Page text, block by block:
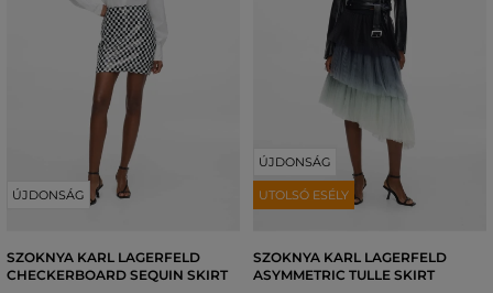
ÚJDONSÁG
SZOKNYA KARL LAGERFELD
CHECKERBOARD SEQUIN SKIRT
ÚJDONSÁG
UTOLSÓ ESÉLY
SZOKNYA KARL LAGERFELD
ASYMMETRIC TULLE SKIRT